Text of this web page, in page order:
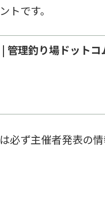
トです。
管理釣り場ドットコ
必ず主催者発表の